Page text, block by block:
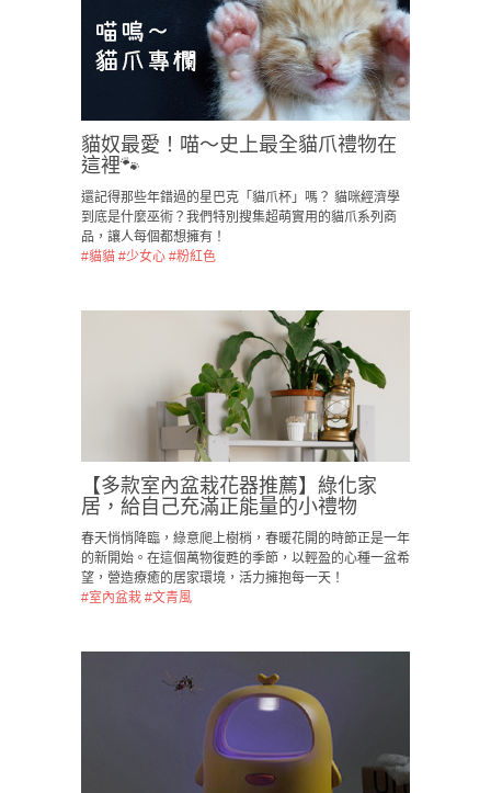
貓奴最愛！喵～史上最全貓爪禮物在
這裡🐾
還記得那些年錯過的星巴克「貓爪杯」嗎？ 貓咪經濟學
到底是什麼巫術？我們特別搜集超萌實用的貓爪系列商
品，讓人每個都想擁有！
#貓貓 #少女心 #粉紅色
【多款室內盆栽花器推薦】綠化家
居，給自己充滿正能量的小禮物
春天悄悄降臨，綠意爬上樹梢，春暖花開的時節正是一年
的新開始。在這個萬物復甦的季節，以輕盈的心種一盆希
望，營造療癒的居家環境，活力擁抱每一天！
#室內盆栽 #文青風